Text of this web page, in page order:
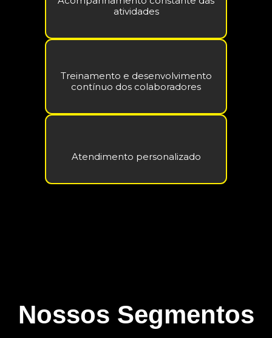
atividades
Treinamento e desenvolvimento
contínuo dos colaboradores
Atendimento personalizado
Nossos Segmentos